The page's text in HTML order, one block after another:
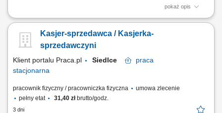
pokaż opis
bieżąca obsługa klientów oraz kasy fiskalnej; realizacja sprzedaży
produktów; kontrola dat ważności towarów; praca zmianowa w systemie
2-zmianowym; utrzymywanie porządku na stanowisku pracy;
Kasjer-sprzedawca / Kasjerka-
sprzedawczyni
Klient portalu Praca.pl Siedlce
praca
stacjonarna
pracownik fizyczny / pracowniczka fizyczna
umowa zlecenie
pełny etat
31,40 złbrutto/godz.
3 dni